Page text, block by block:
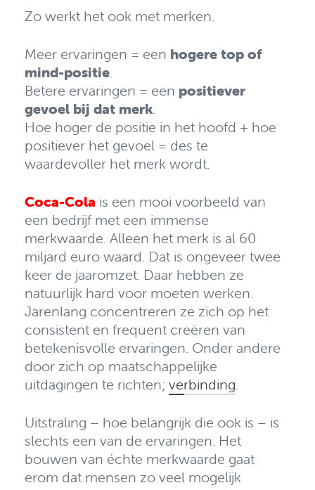
Zo werkt het ook met merken.
Meer ervaringen = een hogere top of
mind-positie
Betere ervaringen = een positiever
gevoel bij dat merk
Hoe hoger de positie in het hoofd + hoe
positiever het gevoel = des te
waardevoller het merk wordt.
Coca-Cola is een mooi voorbeeld van
een bedrijf met een immense
merkwaarde. Alleen het merk is al 60
miljard euro waard. Dat is ongeveer twee
keer de jaaromzet. Daar hebben ze
natuurlijk hard voor moeten werken.
Jarenlang concentreren ze zich op het
consistent en frequent creëren van
betekenisvolle ervaringen. Onder andere
door zich op maatschappelijke
uitdagingen te richten; verbinding
Uitstraling – hoe belangrijk die ook is – is
slechts een van de ervaringen. Het
bouwen van échte merkwaarde gaat
erom dat mensen zo veel mogelijk